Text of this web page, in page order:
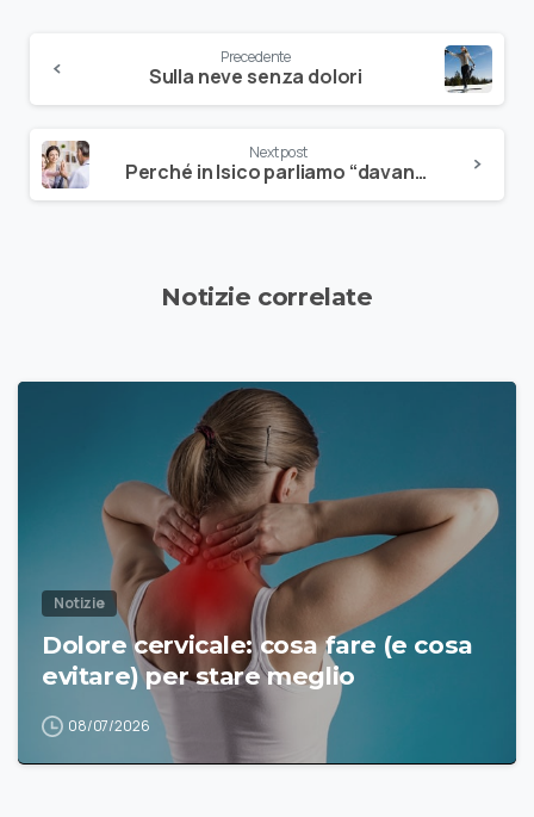
Precedente
Sulla neve senza dolori
Next post
Perché in Isico parliamo “davanti ai bambini”: la partecipazione del paziente
Notizie correlate
Notizie
Dolore cervicale: cosa fare (e cosa
evitare) per stare meglio
08/07/2026